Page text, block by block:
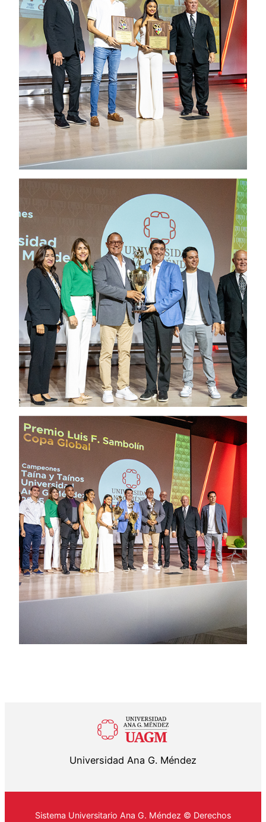
Universidad Ana G. Méndez
Sistema Universitario Ana G. Méndez © Derechos